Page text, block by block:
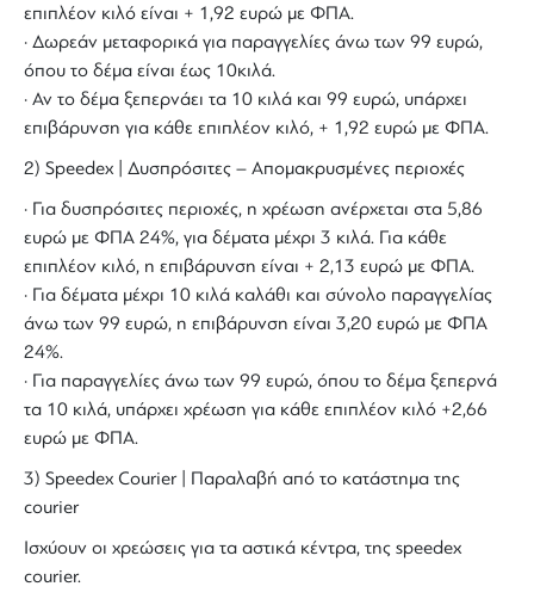
επιπλέον κιλό είναι + 1,92 ευρώ με ΦΠΑ.
· Δωρεάν μεταφορικά για παραγγελίες άνω των 99 ευρώ,
όπου το δέμα είναι έως 10κιλά.
· Αν το δέμα ξεπερνάει τα 10 κιλά και 99 ευρώ, υπάρχει
επιβάρυνση για κάθε επιπλέον κιλό, + 1,92 ευρώ με ΦΠΑ.
2) Speedex | Δυσπρόσιτες – Απομακρυσμένες περιοχές
· Για δυσπρόσιτες περιοχές, η χρέωση ανέρχεται στα 5,86
ευρώ με ΦΠΑ 24%, για δέματα μέχρι 3 κιλά. Για κάθε
επιπλέον κιλό, η επιβάρυνση είναι + 2,13 ευρώ με ΦΠΑ.
· Για δέματα μέχρι 10 κιλά καλάθι και σύνολο παραγγελίας
άνω των 99 ευρώ, η επιβάρυνση είναι 3,20 ευρώ με ΦΠΑ
24%.
· Για παραγγελίες άνω των 99 ευρώ, όπου το δέμα ξεπερνά
τα 10 κιλά, υπάρχει χρέωση για κάθε επιπλέον κιλό +2,66
ευρώ με ΦΠΑ.
3) Speedex Courier | Παραλαβή από το κατάστημα της
courier
Ισχύουν οι χρεώσεις για τα αστικά κέντρα, της speedex
courier.